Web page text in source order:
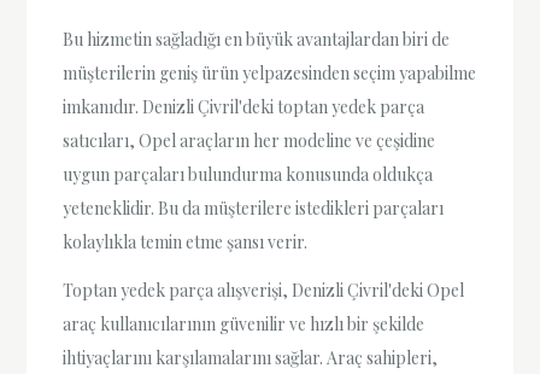
Bu hizmetin sağladığı en büyük avantajlardan biri de
müşterilerin geniş ürün yelpazesinden seçim yapabilme
imkanıdır. Denizli Çivril'deki toptan yedek parça
satıcıları, Opel araçların her modeline ve çeşidine
uygun parçaları bulundurma konusunda oldukça
yeteneklidir. Bu da müşterilere istedikleri parçaları
kolaylıkla temin etme şansı verir.
Toptan yedek parça alışverişi, Denizli Çivril'deki Opel
araç kullanıcılarının güvenilir ve hızlı bir şekilde
ihtiyaçlarını karşılamalarını sağlar. Araç sahipleri,